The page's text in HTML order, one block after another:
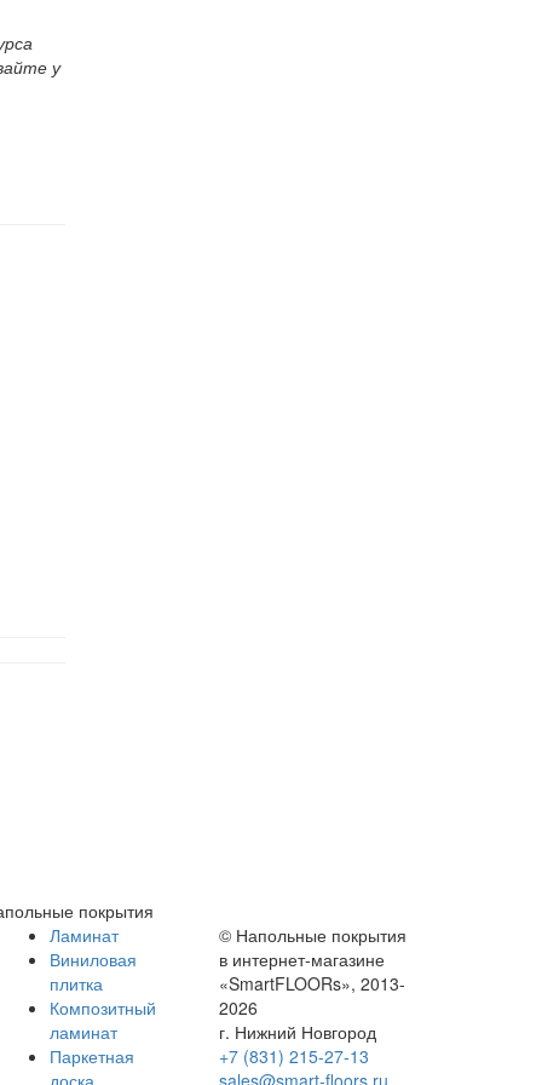
у
покрытия
Ламинат
Виниловая
плитка
Композитный
ламинат
Паркетная
доска
© Напольные покрытия
в интернет-магазине
«SmartFLOORs», 2013-
2026
г. Нижний Новгород
+7 (831) 215-27-13
sales@smart-floors.ru